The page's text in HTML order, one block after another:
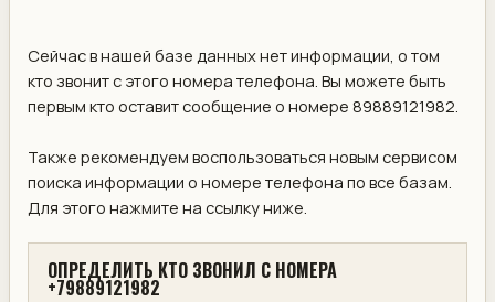
Сейчас в нашей базе данных нет информации, о том
кто звонит с этого номера телефона. Вы можете быть
первым кто оставит сообщение о номере 89889121982.
Также рекомендуем воспользоваться новым сервисом
поиска информации о номере телефона по все базам.
Для этого нажмите на ссылку ниже.
ОПРЕДЕЛИТЬ КТО ЗВОНИЛ С НОМЕРА
+79889121982